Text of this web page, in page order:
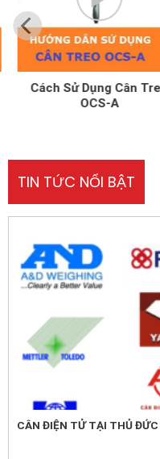
Cách Sử Dụng Cân Treo
OCS-A
TIN TỨC NỔI BẬT
CÂN ĐIỆN TỬ TẠI THỦ ĐỨC